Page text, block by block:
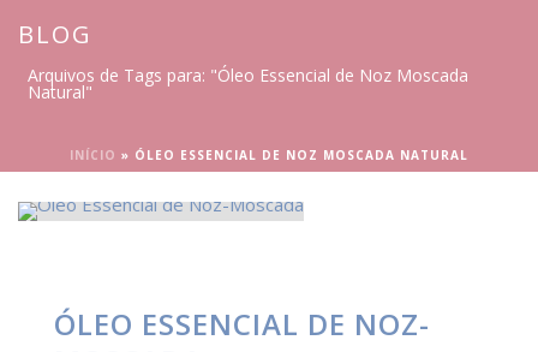
BLOG
Arquivos de Tags para: "Óleo Essencial de Noz Moscada
Natural"
INÍCIO » ÓLEO ESSENCIAL DE NOZ MOSCADA NATURAL
ÓLEO ESSENCIAL DE NOZ-